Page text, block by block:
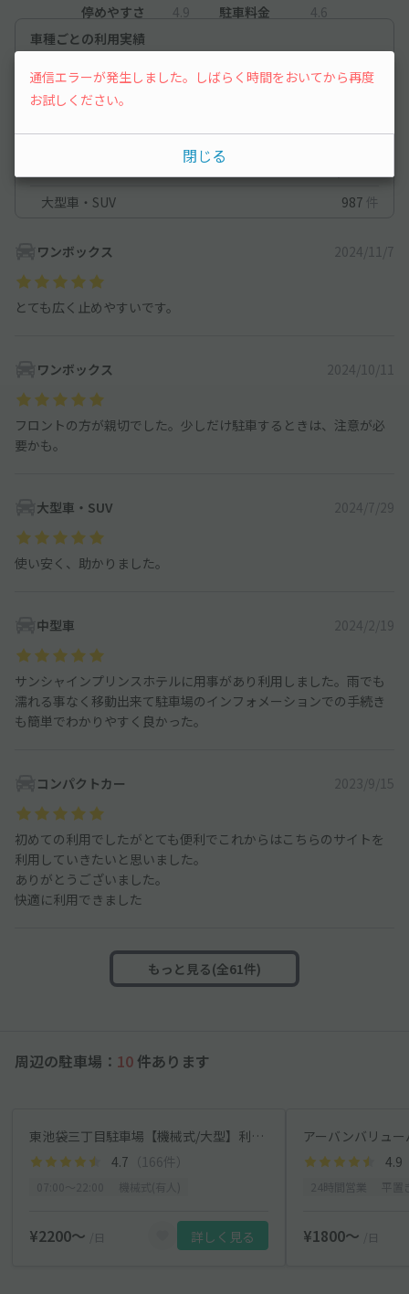
◆駐車後すぐにパーキングフロントにて精算頂くと、出庫が大変
スムーズです。
（※）「03-3989-3452」管理室の連絡先になりますので、精算
停めやすさ 4.9 駐車料金
4.6
車種ごとの利用実績
軽自動車
1,107件
コンパクトカー
中型車
1,425件
大型車・SUV
987 件
ワンボックス 2024/11/7
とても広く止めやすいです。
ワンボックス 2024/10/11
フロントの方が親切でした。少しだけ駐車するときは、注意が必
要かも。
大型車・SUV 2024/7/29
使い安く、助かりました。
中型車 2024/2/19
サンシャインプリンスホテルに用事があり利用しました。雨でも
濡れる事なく移動出来て駐車場のインフォメーションでの手続き
も簡単でわかりやすく良かった。
コンパクトカー 2023/9/15
初めての利用でしたがとても便利でこれからはこちらのサイトを
利用していきたいと思いました。
ありがとうございました。
快適に利用できました
もっと見る(全61件)
周辺の駐車場： 10 件あります
東池袋三丁目駐車場【機械式/大型】利用時間7:00～22:00(2)
4.7 （166件）
¥2200〜 /日 詳しく見る
アーバンバリュ
4.9
¥1800〜 /日
通信エラーが発生しました。しばらく時間をおいてから再度
お試しください。
閉じる